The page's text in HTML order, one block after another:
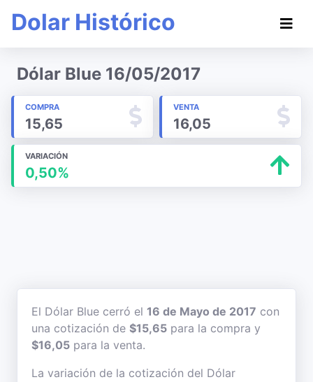
Dolar Histórico
Dólar Blue 16/05/2017
COMPRA
15,65
VENTA
16,05
VARIACIÓN
0,50%
El Dólar Blue cerró el 16 de Mayo de 2017 con
una cotización de $15,65 para la compra y
$16,05 para la venta.
La variación de la cotización del Dólar